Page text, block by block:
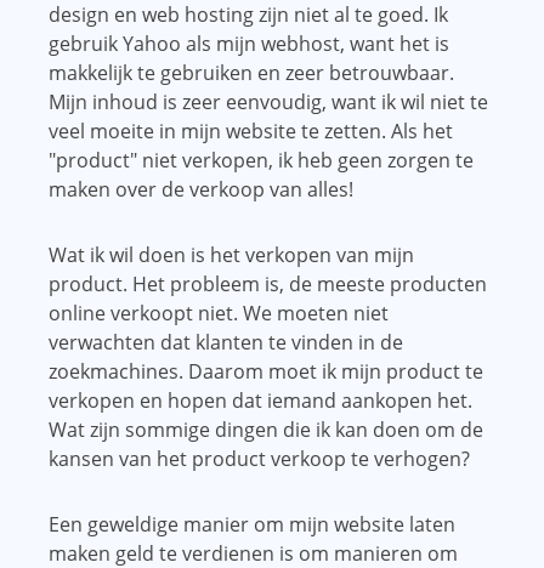
design en web hosting zijn niet al te goed. Ik
gebruik Yahoo als mijn webhost, want het is
makkelijk te gebruiken en zeer betrouwbaar.
Mijn inhoud is zeer eenvoudig, want ik wil niet te
veel moeite in mijn website te zetten. Als het
"product" niet verkopen, ik heb geen zorgen te
maken over de verkoop van alles!
Wat ik wil doen is het verkopen van mijn
product. Het probleem is, de meeste producten
online verkoopt niet. We moeten niet
verwachten dat klanten te vinden in de
zoekmachines. Daarom moet ik mijn product te
verkopen en hopen dat iemand aankopen het.
Wat zijn sommige dingen die ik kan doen om de
kansen van het product verkoop te verhogen?
Een geweldige manier om mijn website laten
maken geld te verdienen is om manieren om